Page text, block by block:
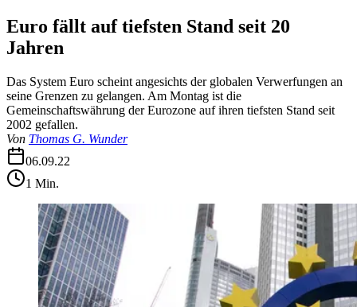
Euro fällt auf tiefsten Stand seit 20
Jahren
Das System Euro scheint angesichts der globalen Verwerfungen an
seine Grenzen zu gelangen. Am Montag ist die
Gemeinschaftswährung der Eurozone auf ihren tiefsten Stand seit
2002 gefallen.
Von Thomas G. Wunder
06.09.22
1 Min.